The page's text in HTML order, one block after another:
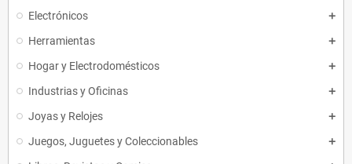
Electrónicos
Herramientas
Hogar y Electrodomésticos
Industrias y Oficinas
Joyas y Relojes
Juegos, Juguetes y Coleccionables